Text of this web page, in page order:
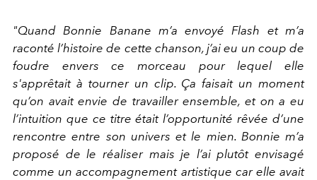
"Quand Bonnie Banane m’a envoyé Flash et m’a
raconté l’histoire de cette chanson, j’ai eu un coup de
foudre envers ce morceau pour lequel elle
s'apprêtait à tourner un clip. Ça faisait un moment
qu’on avait envie de travailler ensemble, et on a eu
l’intuition que ce titre était l’opportunité rêvée d’une
rencontre entre son univers et le mien. Bonnie m’a
proposé de le réaliser mais je l’ai plutôt envisagé
comme un accompagnement artistique car elle avait